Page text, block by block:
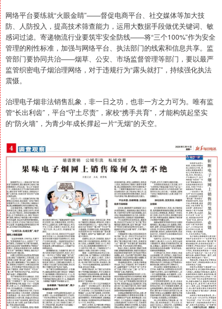
网络平台要练就“火眼金睛”——督促电商平台、社交媒体等加大技
防、人防投入，提高技术筛查能力，运用大数据手段做优关键词、敏
感词过滤。寄递物流行业要筑牢安全防线——将“三个100%”作为安全
管理的刚性标准，加强与网络平台、执法部门的线索和信息共享。监
管部门要协同共治——烟草、公安、市场监督管理等部门，要以最严
监管织密电子烟治理网络，对于违规行为“露头就打”，持续强化执法
震慑。
治理电子烟非法销售乱象，非一日之功，也非一方之力可为。唯有监
管“长出利齿”，平台“守土尽责”，家校“携手共育”，才能构筑起坚实
的“防火墙”，为青少年成长撑起一片“无烟”的天空。